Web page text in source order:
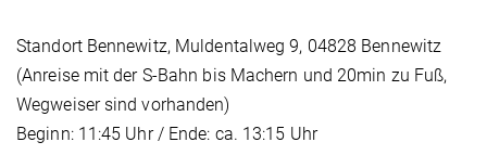
Standort Bennewitz, Muldentalweg 9, 04828 Bennewitz
(Anreise mit der S-Bahn bis Machern und 20min zu Fuß,
Wegweiser sind vorhanden)
Beginn: 11:45 Uhr / Ende: ca. 13:15 Uhr